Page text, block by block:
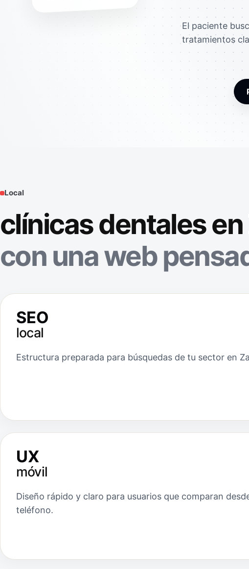
El paciente
tratamientos
Local
clínicas dentales
con una web
SEO
local
Estructura preparada para búsquedas de tu sector en
UX
móvil
Diseño rápido y claro para usuarios que comparan
teléfono.